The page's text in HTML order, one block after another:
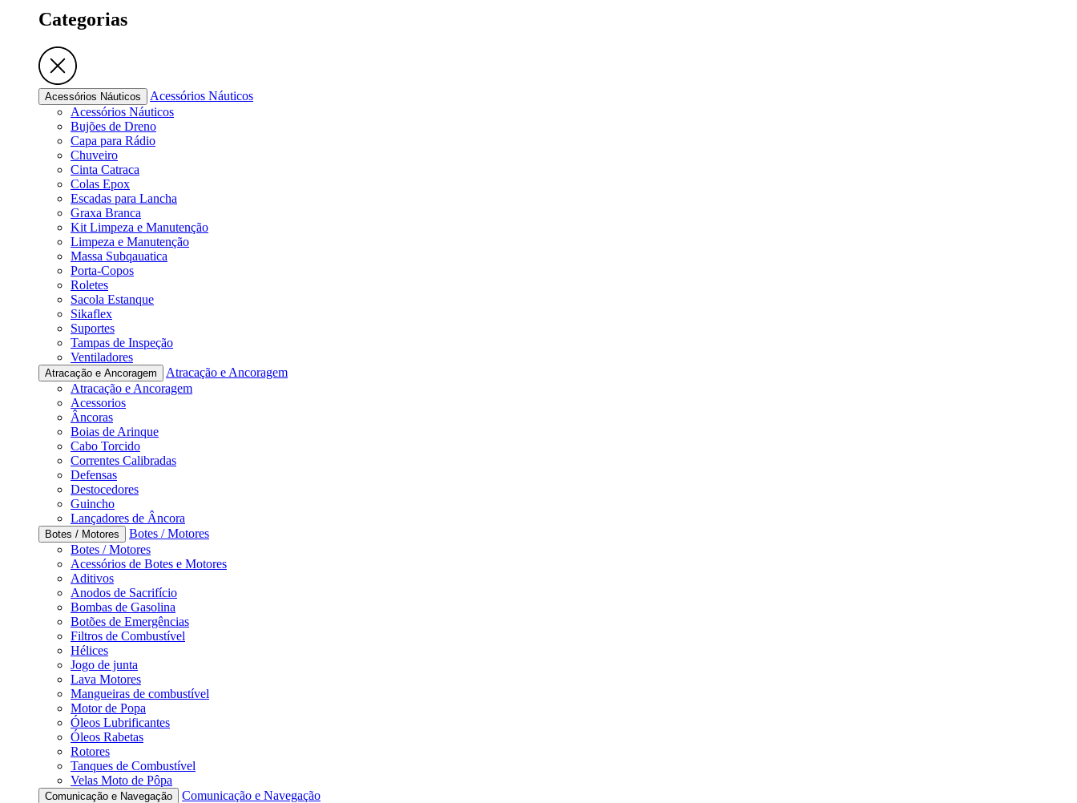
Categorias
Acessórios Náuticos
Acessórios Náuticos
Acessórios Náuticos
Bujões de Dreno
Capa para Rádio
Chuveiro
Cinta Catraca
Colas Epox
Escadas para Lancha
Graxa Branca
Kit Limpeza e Manutenção
Limpeza e Manutenção
Massa Subqauatica
Porta-Copos
Roletes
Sacola Estanque
Sikaflex
Suportes
Tampas de Inspeção
Ventiladores
Atracação e Ancoragem
Atracação e Ancoragem
Atracação e Ancoragem
Acessorios
Âncoras
Boias de Arinque
Cabo Torcido
Correntes Calibradas
Defensas
Destocedores
Guincho
Lançadores de Âncora
Botes / Motores
Botes / Motores
Botes / Motores
Acessórios de Botes e Motores
Aditivos
Anodos de Sacrifício
Bombas de Gasolina
Botões de Emergências
Filtros de Combustível
Hélices
Jogo de junta
Lava Motores
Mangueiras de combustível
Motor de Popa
Óleos Lubrificantes
Óleos Rabetas
Rotores
Tanques de Combustível
Velas Moto de Pôpa
Comunicação e Navegação
Comunicação e Navegação